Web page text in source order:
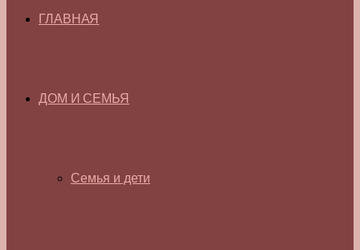
ГЛАВНАЯ
ДОМ И СЕМЬЯ
Семья и дети